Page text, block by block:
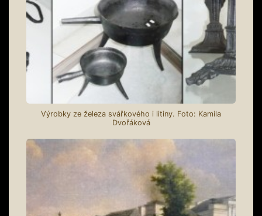
Výrobky ze železa svářkového i litiny. Foto: Kamila
Dvořáková